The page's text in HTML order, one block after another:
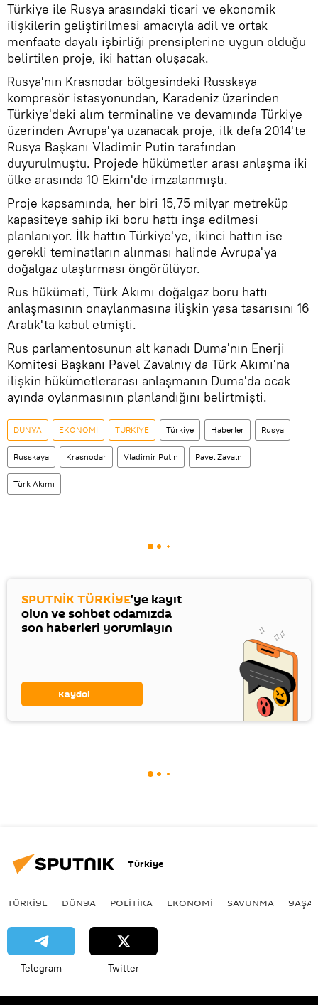
Türkiye ile Rusya arasındaki ticari ve ekonomik
ilişkilerin geliştirilmesi amacıyla adil ve ortak
menfaate dayalı işbirliği prensiplerine uygun olduğu
belirtilen proje, iki hattan oluşacak.
Rusya'nın Krasnodar bölgesindeki Russkaya
kompresör istasyonundan, Karadeniz üzerinden
Türkiye'deki alım terminaline ve devamında Türkiye
üzerinden Avrupa'ya uzanacak proje, ilk defa 2014'te
Rusya Başkanı Vladimir Putin tarafından
duyurulmuştu. Projede hükümetler arası anlaşma iki
ülke arasında 10 Ekim'de imzalanmıştı.
Proje kapsamında, her biri 15,75 milyar metreküp
kapasiteye sahip iki boru hattı inşa edilmesi
planlanıyor. İlk hattın Türkiye'ye, ikinci hattın ise
gerekli teminatların alınması halinde Avrupa'ya
doğalgaz ulaştırması öngörülüyor.
Rus hükümeti, Türk Akımı doğalgaz boru hattı
anlaşmasının onaylanmasına ilişkin yasa tasarısını 16
Aralık'ta kabul etmişti.
Rus parlamentosunun alt kanadı Duma'nın Enerji
Komitesi Başkanı Pavel Zavalnıy da Türk Akımı'na
ilişkin hükümetlerarası anlaşmanın Duma'da ocak
ayında oylanmasının planlandığını belirtmişti.
DÜNYA EKONOMİ TÜRKİYE Türkiye Haberler Rusya
Russkaya Krasnodar Vladimir Putin Pavel Zavalnı
Türk Akımı
SPUTNİK TÜRKİYE'ye kayıt
olun ve sohbet odamızda
son haberleri yorumlayın
Kaydol
Türkiye
TÜRKIYE DÜNYA POLİTİKA EKONOMİ SAVUNMA
Telegram Twitter